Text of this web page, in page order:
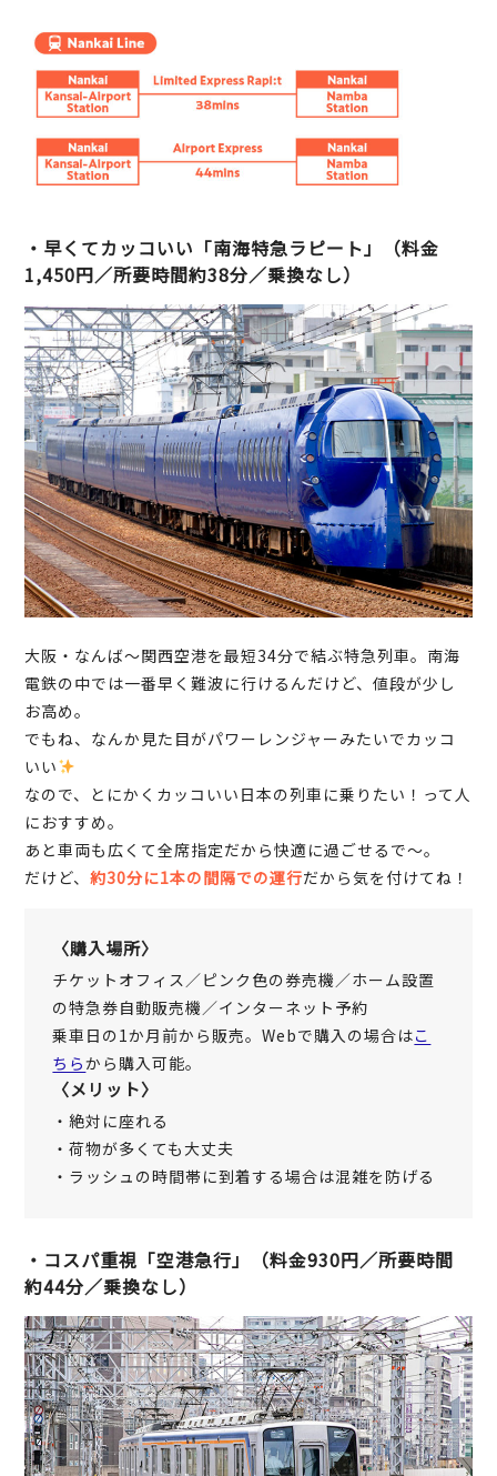
・早くてカッコいい「南海特急ラピート」（料金
1,450円／所要時間約38分／乗換なし）
大阪・なんば～関西空港を最短34分で結ぶ特急列車。南海
電鉄の中では一番早く難波に行けるんだけど、値段が少し
お高め。
でもね、なんか見た目がパワーレンジャーみたいでカッコ
いい
なので、とにかくカッコいい日本の列車に乗りたい！って人
におすすめ。
あと車両も広くて全席指定だから快適に過ごせるで～。
だけど、約30分に1本の間隔での運行だから気を付けてね！
〈購入場所〉
チケットオフィス／ピンク色の券売機／ホーム設置
の特急券自動販売機／インターネット予約
乗車日の1か月前から販売。Webで購入の場合はこ
ちらから購入可能。
〈メリット〉
・絶対に座れる
・荷物が多くても大丈夫
・ラッシュの時間帯に到着する場合は混雑を防げる
・コスパ重視「空港急行」（料金930円／所要時間
約44分／乗換なし）